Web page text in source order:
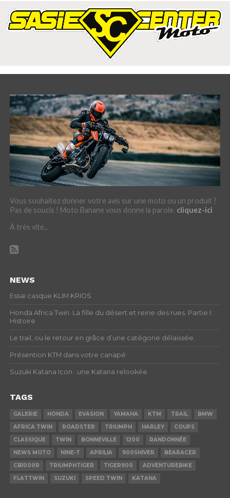
Vous souhaitez donner votre avis sur une moto ou un produit ?
Pas de soucis ! Moto Banane vous donne la parole. cliquez-ici
À très vite...
NEWS
Essai casque KLIM KRIOS
Honda Africa Twin. La fille du désert et reine des rues. Partie I :
Histoire
Le trail, ou le retour en grâce d’une catégorie délaissée.
Présention KTM dans votre canapé
Suzuki Katana Icon : une Katana relookée
TAGS
GALERIE HONDA EVASION YAMAHA KTM TRAIL
BMW
AFRICA TWIN
ROADSTER TRIUMPH HARLEY
COUPS
CLASSIQUE
TWIN BONNEVILLE 1200
RANDONNÉE
NEWS MOTO
NINE-T APRILIA 900SHIVER
BEARACER
CB1000R
TRIUMPHTIGER TIGER900
ADVENTUREBIKE
FLATTWIN
SUZUKI SPEED TWIN KATANA